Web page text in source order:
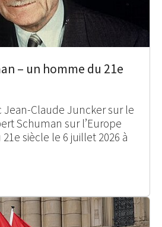
– un homme du 21e
Jean-Claude Juncker sur le
Schuman sur l’Europe
siècle le 6 juillet 2026 à